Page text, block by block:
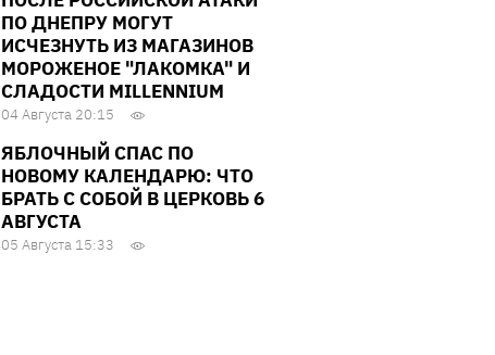
ПО ДНЕПРУ МОГУТ
ИСЧЕЗНУТЬ ИЗ МАГАЗИНОВ
МОРОЖЕНОЕ "ЛАКОМКА" И
СЛАДОСТИ MILLENNIUM
04 Августа 20:15
ЯБЛОЧНЫЙ СПАС ПО
НОВОМУ КАЛЕНДАРЮ: ЧТО
БРАТЬ С СОБОЙ В ЦЕРКОВЬ 6
АВГУСТА
05 Августа 15:33